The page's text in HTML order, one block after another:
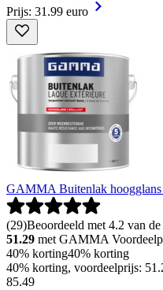
Prijs: 31.99 euro
GAMMA Buitenlak
(29)Beoordeeld met 4.2 van
51.29 met GAMMA
40% korting40% korting
40% korting, voordeelprijs:
85.49